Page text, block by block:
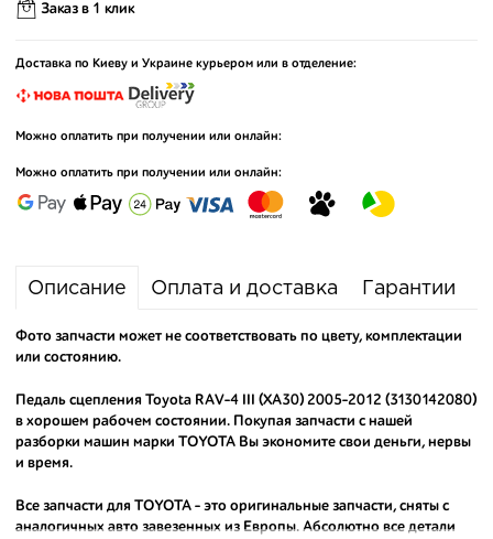
Заказ в 1 клик
Доставка по Киеву и Украине курьером или в отделение:
Можно оплатить при получении или онлайн:
Можно оплатить при получении или онлайн:
Описание Оплата и доставка Гарантии
Фото запчасти может не соответствовать по цвету, комплектации
или состоянию.
Педаль сцепления Toyota RAV-4 III (XA30) 2005-2012 (3130142080)
в хорошем рабочем состоянии. Покупая запчасти с нашей
разборки машин марки TOYOTA Вы экономите свои деньги, нервы
и время.
Все запчасти для TOYOTA - это оригинальные запчасти, сняты с
аналогичных авто завезенных из Европы. Абсолютно все детали